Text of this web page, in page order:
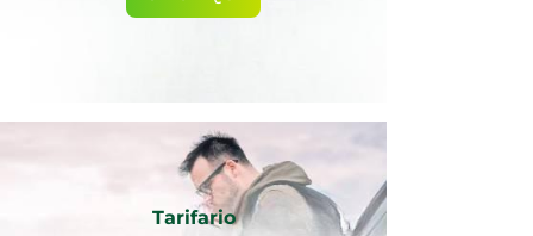
Tarifario